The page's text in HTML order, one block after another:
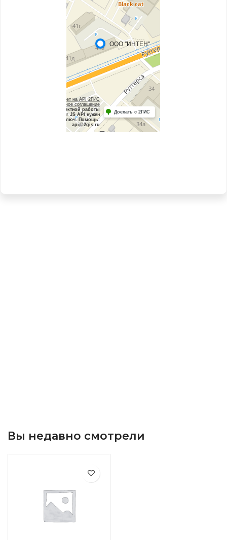
Вы недавно смотрели